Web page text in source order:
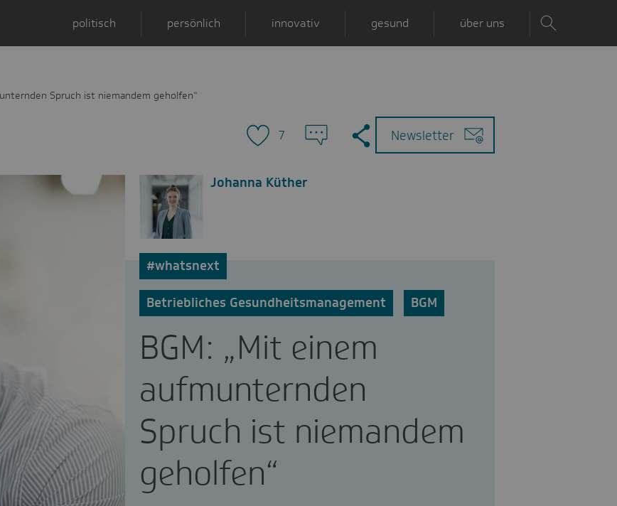
politisch persönlich innovativ gesund über uns
Spruch ist niemandem geholfen“
7
Zu
den
Kommentaren
MailNewsletter
Johanna Küther
#whatsnext
Betriebliches Gesundheitsmanagement BGM
BGM: „Mit einem
aufmunternden
Spruch ist niemandem
geholfen“